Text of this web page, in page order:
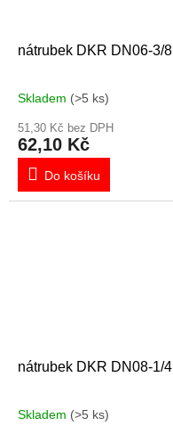
nátrubek DKR DN06-3/8
Skladem (>5 ks)
51,30 Kč bez DPH
62,10 Kč
Do košíku
nátrubek DKR DN08-1/4
Skladem (>5 ks)